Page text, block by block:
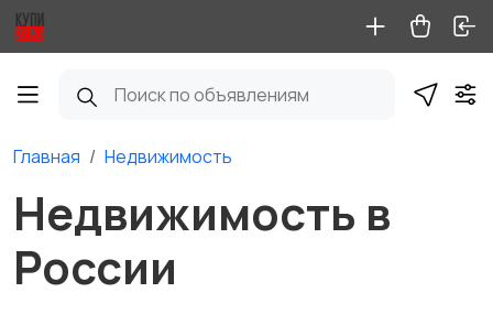
Главная Недвижимость
Недвижимость в
России